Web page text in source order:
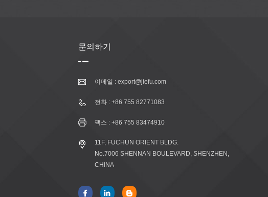
문의하기
이메일 : export@jiefu.com
전화 : +86 755 82771083
팩스 : +86 755 83474910
11F, FUCHUN ORIENT BLDG.
No.7006 SHENNAN BOULEVARD, SHENZHEN,
CHINA